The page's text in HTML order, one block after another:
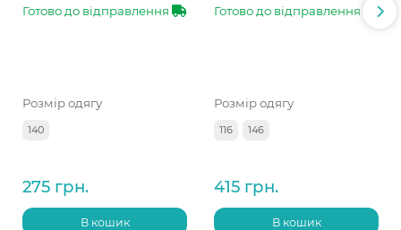
Готово до відправлення
Розмір одягу
140
275 грн.
В кошик
Готово до відправлення
Розмір одягу
116 146
415 грн.
В кошик